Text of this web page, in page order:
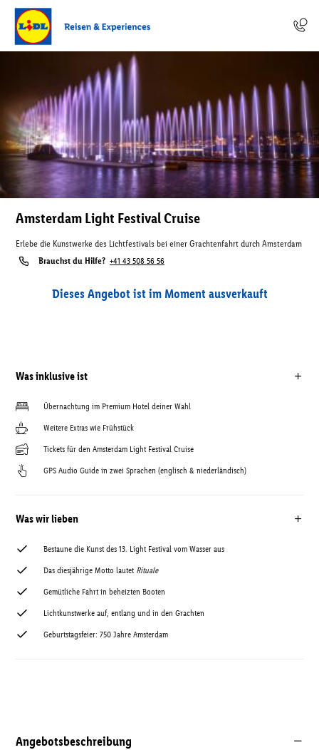
Amsterdam Light Festival Cruise
Erlebe die Kunstwerke des Lichtfestivals bei einer Grachtenfahrt durch Amsterdam
Brauchst du Hilfe? +41 43 508 56 56
Dieses Angebot ist im Moment ausverkauft
Was inklusive ist
Übernachtung im Premium Hotel deiner Wahl
Weitere Extras wie Frühstück
Tickets für den Amsterdam Light Festival Cruise
GPS Audio Guide in zwei Sprachen (englisch & niederländisch)
Was wir lieben
Bestaune die Kunst des 13. Light Festival vom Wasser aus
Das diesjährige Motto lautet Rituale
Gemütliche Fahrt in beheizten Booten
Lichtkunstwerke auf, entlang und in den Grachten
Geburtstagsfeier: 750 Jahre Amsterdam
Angebotsbeschreibung